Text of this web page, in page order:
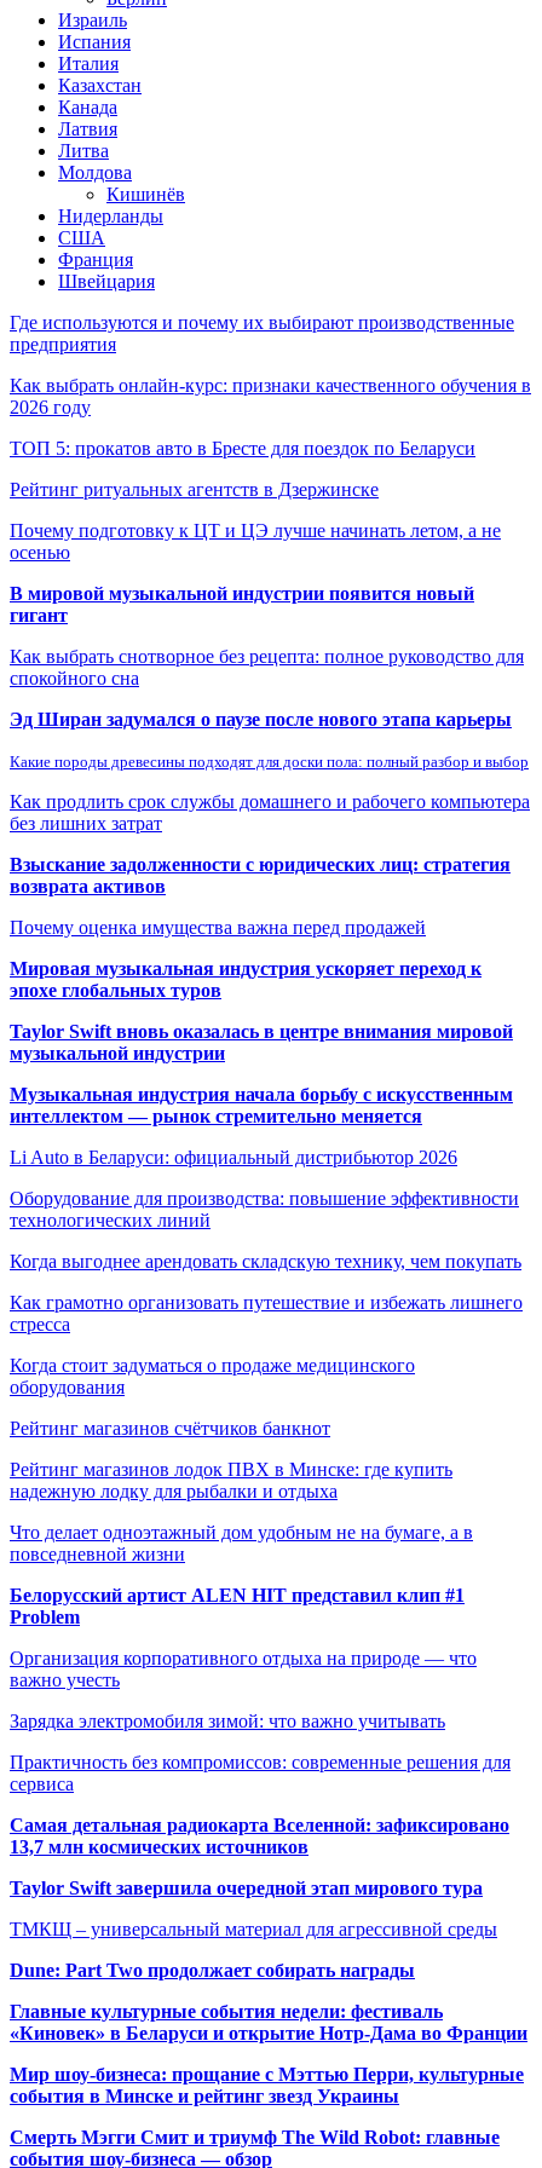
Израиль
Испания
Италия
Казахстан
Канада
Латвия
Литва
Молдова
Кишинёв
Нидерланды
США
Франция
Швейцария
Где используются и почему их выбирают производственные
предприятия
Как выбрать онлайн-курс: признаки качественного обучения в
2026 году
ТОП 5: прокатов авто в Бресте для поездок по Беларуси
Рейтинг ритуальных агентств в Дзержинске
Почему подготовку к ЦТ и ЦЭ лучше начинать летом, а не
осенью
В мировой музыкальной индустрии появится новый
гигант
Как выбрать снотворное без рецепта: полное руководство для
спокойного сна
Эд Ширан задумался о паузе после нового этапа карьеры
Какие породы древесины подходят для доски пола: полный разбор и выбор
Как продлить срок службы домашнего и рабочего компьютера
без лишних затрат
Взыскание задолженности с юридических лиц: стратегия
возврата активов
Почему оценка имущества важна перед продажей
Мировая музыкальная индустрия ускоряет переход к
эпохе глобальных туров
Taylor Swift вновь оказалась в центре внимания мировой
музыкальной индустрии
Музыкальная индустрия начала борьбу с искусственным
интеллектом — рынок стремительно меняется
Li Auto в Беларуси: официальный дистрибьютор 2026
Оборудование для производства: повышение эффективности
технологических линий
Когда выгоднее арендовать складскую технику, чем покупать
Как грамотно организовать путешествие и избежать лишнего
стресса
Когда стоит задуматься о продаже медицинского
оборудования
Рейтинг магазинов счётчиков банкнот
Рейтинг магазинов лодок ПВХ в Минске: где купить
надежную лодку для рыбалки и отдыха
Что делает одноэтажный дом удобным не на бумаге, а в
повседневной жизни
Белорусский артист ALEN HIT представил клип #1
Problem
Организация корпоративного отдыха на природе — что
важно учесть
Зарядка электромобиля зимой: что важно учитывать
Практичность без компромиссов: современные решения для
сервиса
Самая детальная радиокарта Вселенной: зафиксировано
13,7 млн космических источников
Taylor Swift завершила очередной этап мирового тура
ТМКЩ – универсальный материал для агрессивной среды
Dune: Part Two продолжает собирать награды
Главные культурные события недели: фестиваль
«Киновек» в Беларуси и открытие Нотр-Дама во Франции
Мир шоу-бизнеса: прощание с Мэттью Перри, культурные
события в Минске и рейтинг звезд Украины
Смерть Мэгги Смит и триумф The Wild Robot: главные
события шоу-бизнеса — обзор